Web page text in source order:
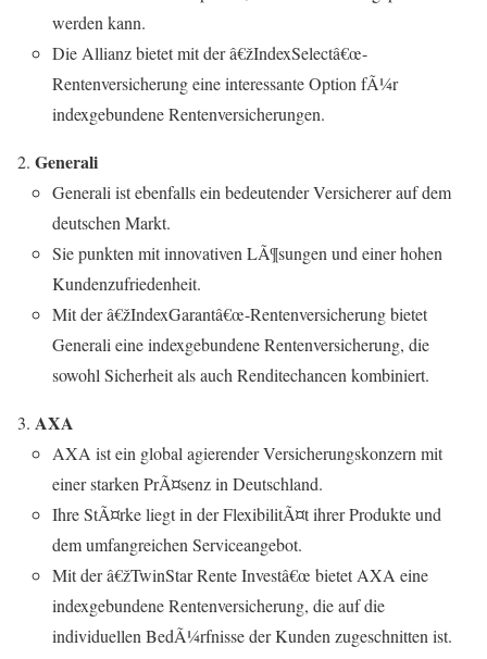
werden kann.
Die Allianz bietet mit der â€žIndexSelectâ€œ-
Rentenversicherung eine interessante Option fÃ¼r
indexgebundene Rentenversicherungen.
Generali
Generali ist ebenfalls ein bedeutender Versicherer auf dem
deutschen Markt.
Sie punkten mit innovativen LÃ¶sungen und einer hohen
Kundenzufriedenheit.
Mit der â€žIndexGarantâ€œ-Rentenversicherung bietet
Generali eine indexgebundene Rentenversicherung, die
sowohl Sicherheit als auch Renditechancen kombiniert.
AXA
AXA ist ein global agierender Versicherungskonzern mit
einer starken PrÃ¤senz in Deutschland.
Ihre StÃ¤rke liegt in der FlexibilitÃ¤t ihrer Produkte und
dem umfangreichen Serviceangebot.
Mit der â€žTwinStar Rente Investâ€œ bietet AXA eine
indexgebundene Rentenversicherung, die auf die
individuellen BedÃ¼rfnisse der Kunden zugeschnitten ist.